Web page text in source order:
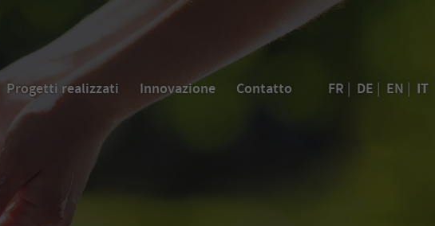
FR | DE | EN | IT
Progetti realizzati Innovazione Contatto